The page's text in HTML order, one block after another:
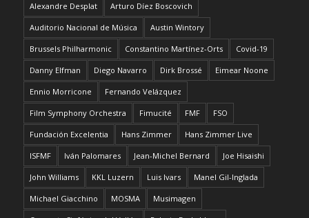
Alexandre Desplat Arturo Díez Boscovich
Auditorio Nacional de Música Austin Wintory
Brussels Philharmonic Constantino Martínez-Orts Covid-19
Danny Elfman Diego Navarro Dirk Brossé Eimear Noone
Ennio Morricone Fernando Velázquez
Film Symphony Orchestra Fimucité FMF FSO
Fundación Excelentia Hans Zimmer Hans Zimmer Live
ISFMF Iván Palomares Jean-Michel Bernard Joe Hisaishi
John Williams KKL Luzern Luis Ivars Manel Gil-Inglada
Michael Giacchino MOSMA Musimagen